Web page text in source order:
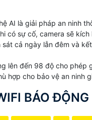
AI là giải pháp an ninh
có sự cố, camera sẽ
cả ngày lẫn đêm và
lên đến 98 độ cho
hợp cho bảo vệ an ninh
BÁO